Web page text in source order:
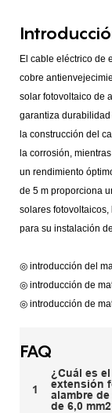
El cable eléctrico de
cobre
solar fotovoltaico de
garantiza
la construcción del
la corrosión,
un rendimiento
de 5 m proporciona
solares
para su instalación
◎ introducción del
◎ introducción de
◎ introducción de
FAQ
1
¿Cuál es
extensión
alambre
de 6,0